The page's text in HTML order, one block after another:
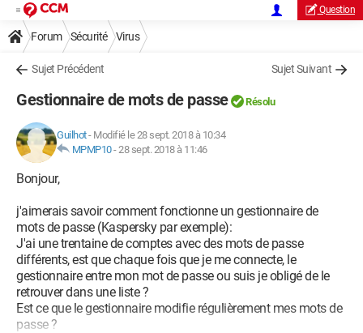
Question
Forum Sécurité Virus
Sujet Précédent Sujet Suivant
Gestionnaire de mots de passe Résolu
Guilhot- Modifié le 28 sept. 2018 à 10:34
MPMP10-28 sept. 2018 à 11:46
Bonjour,
j'aimerais savoir comment fonctionne un gestionnaire de
mots de passe (Kaspersky par exemple):
J'ai une trentaine de comptes avec des mots de passe
différents, est que chaque fois que je me connecte, le
gestionnaire entre mon mot de passe ou suis je obligé de le
retrouver dans une liste ?
Est ce que le gestionnaire modifie régulièrement mes mots de
passe ?